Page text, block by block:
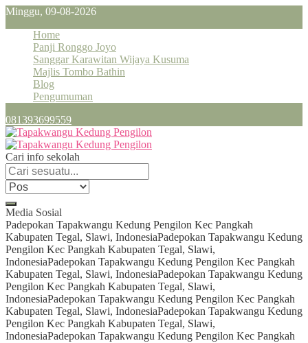
Minggu, 09-08-2026
Home
Panji Ronggo Joyo
Sanggar Karawitan Wijaya Kusuma
Majlis Tombo Bathin
Blog
Pengumuman
081393699559
Cari info sekolah
Media Sosial
Padepokan Tapakwangu Kedung Pengilon Kec Pangkah
Kabupaten Tegal, Slawi, IndonesiaPadepokan Tapakwangu Kedung
Pengilon Kec Pangkah Kabupaten Tegal, Slawi,
IndonesiaPadepokan Tapakwangu Kedung Pengilon Kec Pangkah
Kabupaten Tegal, Slawi, IndonesiaPadepokan Tapakwangu Kedung
Pengilon Kec Pangkah Kabupaten Tegal, Slawi,
IndonesiaPadepokan Tapakwangu Kedung Pengilon Kec Pangkah
Kabupaten Tegal, Slawi, IndonesiaPadepokan Tapakwangu Kedung
Pengilon Kec Pangkah Kabupaten Tegal, Slawi,
IndonesiaPadepokan Tapakwangu Kedung Pengilon Kec Pangkah